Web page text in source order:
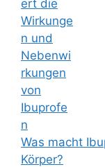
Was macht
Körper?